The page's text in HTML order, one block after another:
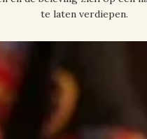
te laten verdiepen.